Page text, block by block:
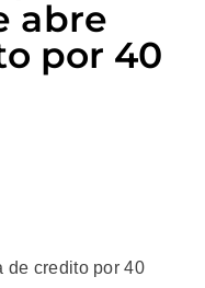
abre
por 40
de credito por 40